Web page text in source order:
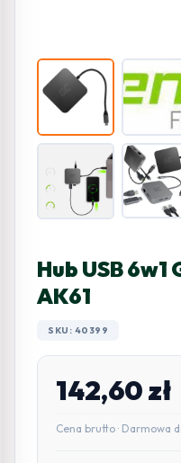
Hub USB 6w1
AK61
SKU: 40399
142,60zł
Cena brutto · Darmowa